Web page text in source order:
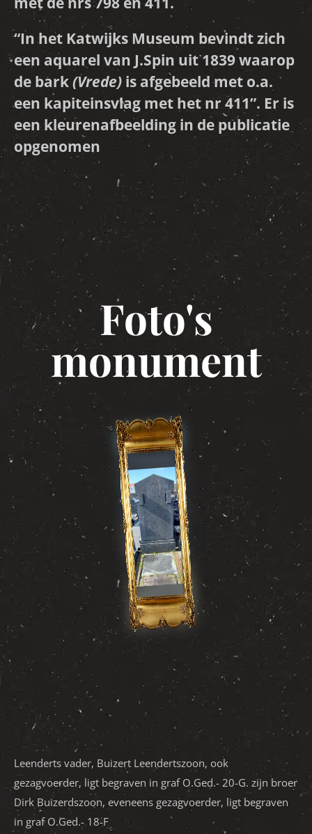
“In het Katwijks Museum bevindt zich
een aquarel van J.Spin uit 1839 waarop
de bark(Vrede)is afgebeeld met o.a.
een kapiteinsvlag met het nr 411”. Er is
een kleurenafbeelding in de publicatie
opgenomen
Foto's
monument
Leenderts vader, Buizert Leendertszoon, ook
gezagvoerder, ligt begraven in graf O.Ged.- 20-G. zijn broer
Dirk Buizerdszoon, eveneens gezagvoerder, ligt begraven
in graf O.Ged.- 18-F